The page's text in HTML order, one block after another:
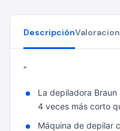
Descripción
"
La depiladora
4 veces más corto
Máquina de depilar